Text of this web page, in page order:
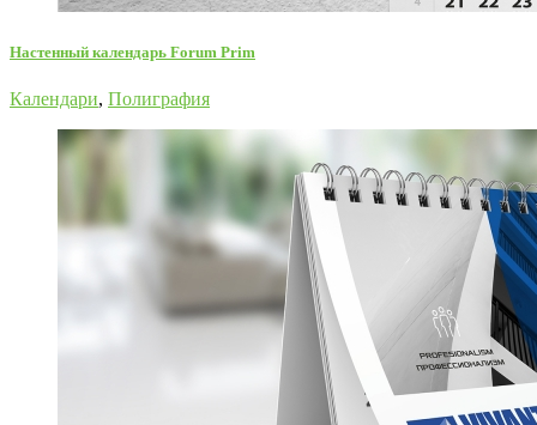
Настенный календарь Forum Prim
Календари, Полиграфия